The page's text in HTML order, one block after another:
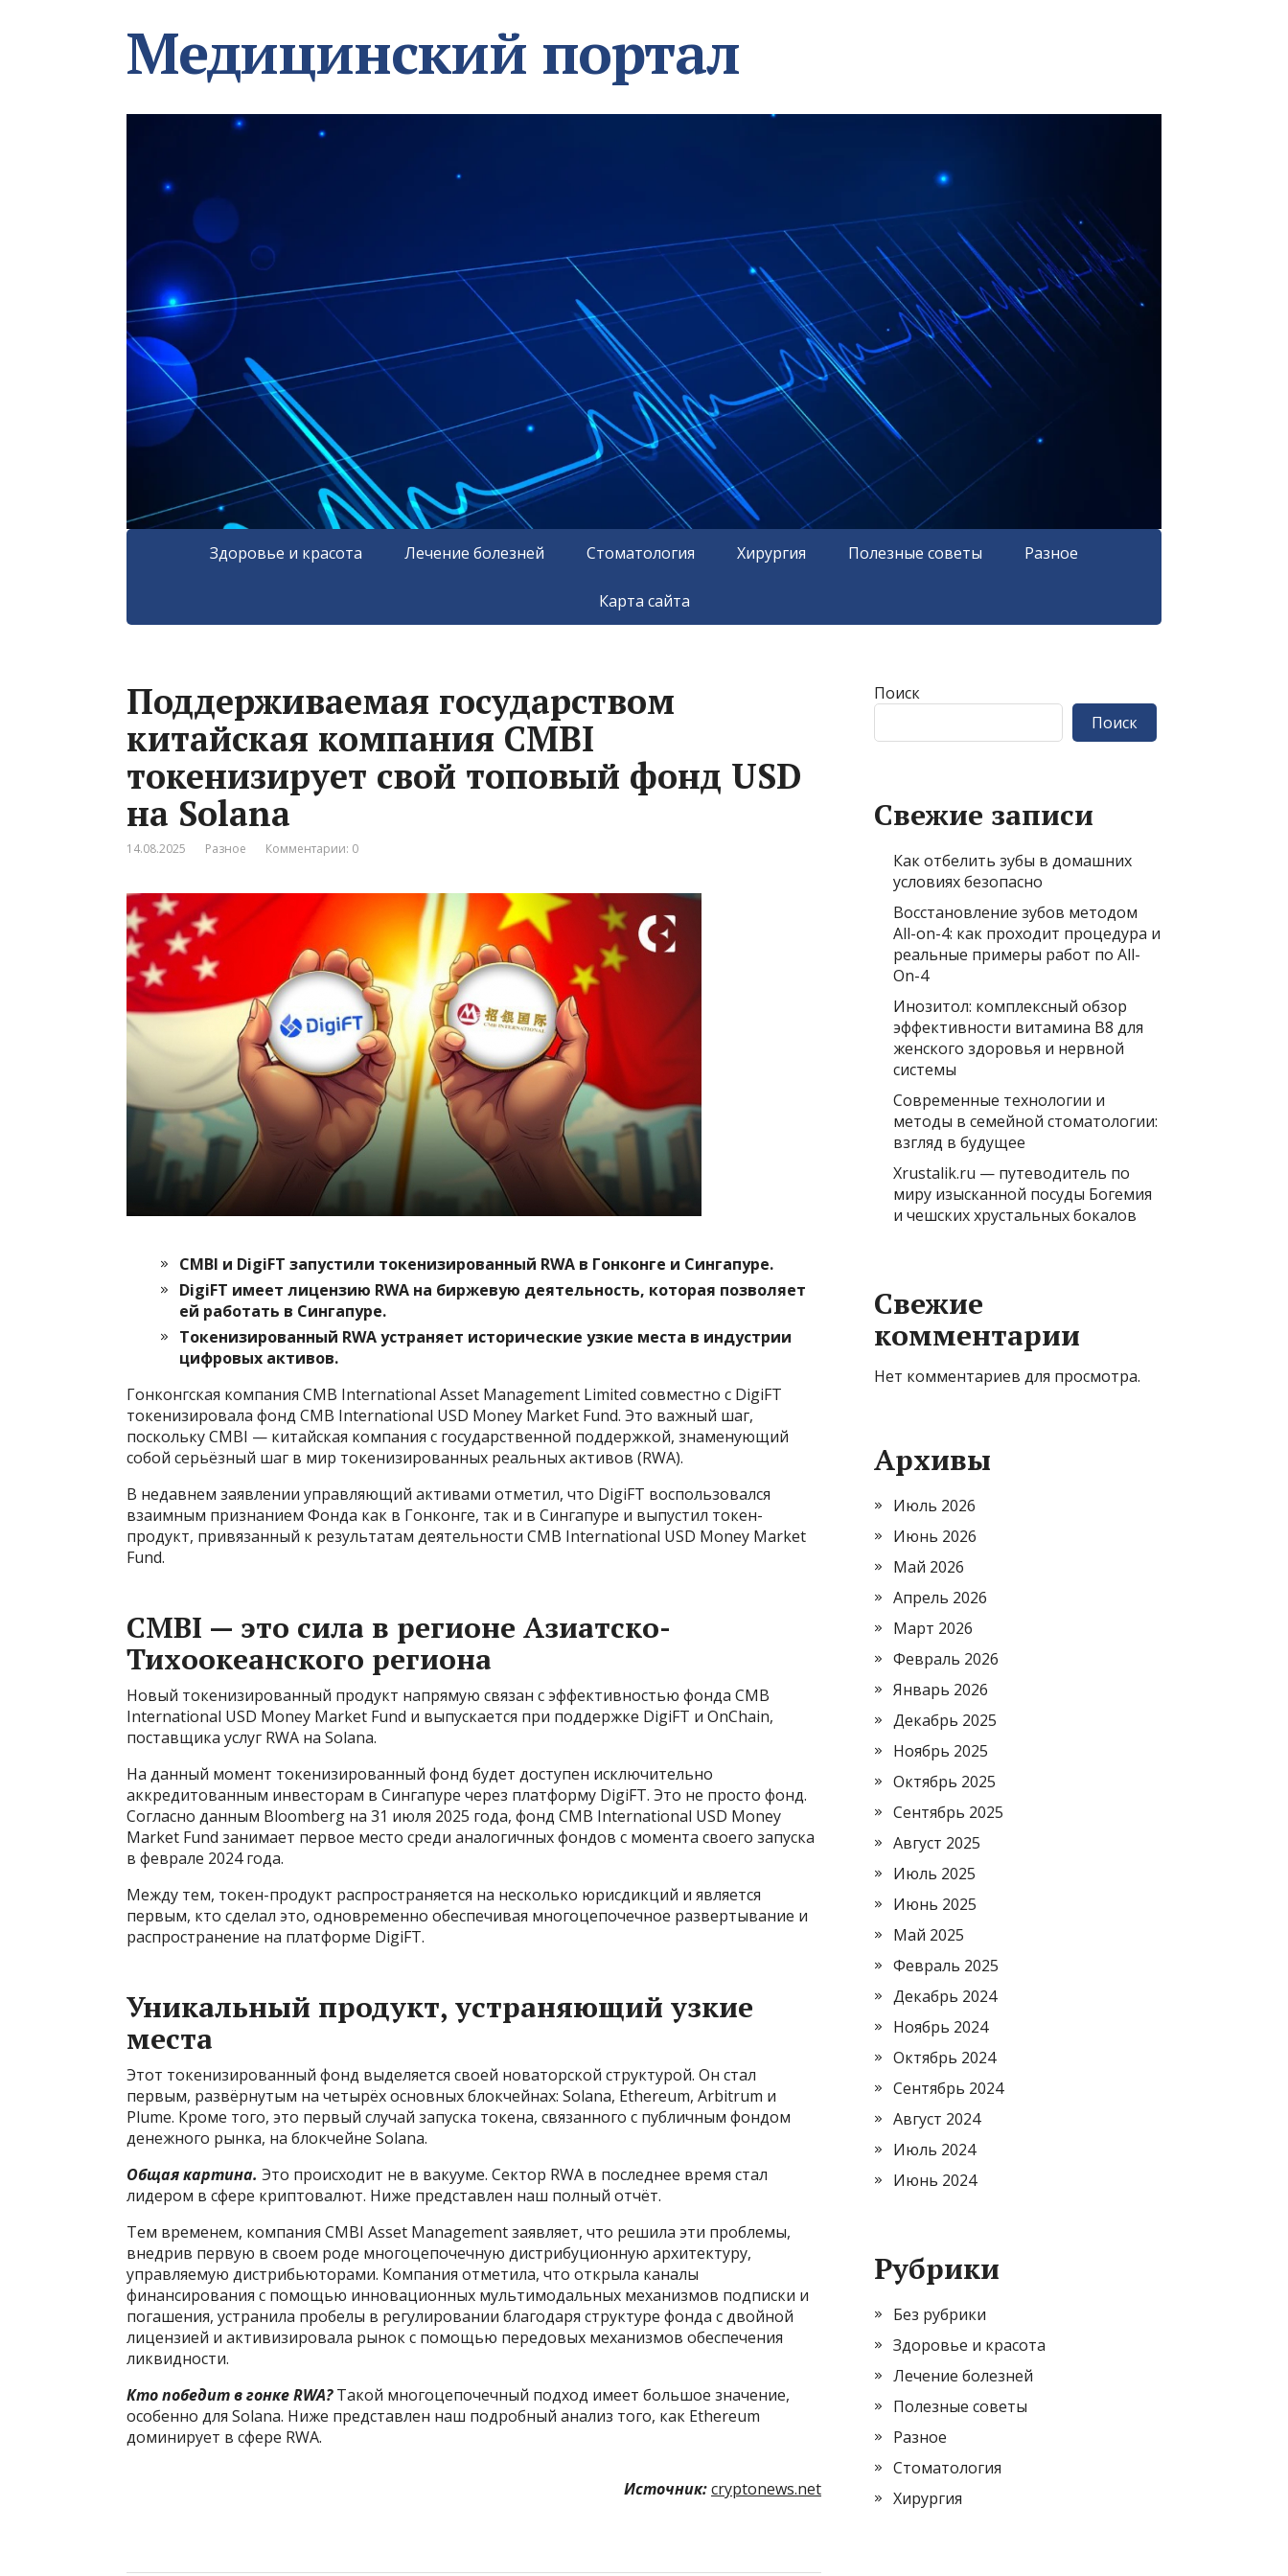
Медицинский портал
Здоровье и красота Лечение болезней Стоматология Хирургия Полезные советы Разное
Карта сайта
Поддерживаемая государством
китайская компания CMBI
токенизирует свой топовый фонд USD
на Solana
14.08.2025 Разное Комментарии: 0
CMBI и DigiFT запустили токенизированный RWA в Гонконге и Сингапуре.
DigiFT имеет лицензию RWA на биржевую деятельность, которая позволяет
ей работать в Сингапуре.
Токенизированный RWA устраняет исторические узкие места в индустрии
цифровых активов.
Гонконгская компания CMB International Asset Management Limited совместно с DigiFT
токенизировала фонд CMB International USD Money Market Fund. Это важный шаг,
поскольку CMBI — китайская компания с государственной поддержкой, знаменующий
собой серьёзный шаг в мир токенизированных реальных активов (RWA).
В недавнем заявлении управляющий активами отметил, что DigiFT воспользовался
взаимным признанием Фонда как в Гонконге, так и в Сингапуре и выпустил токен-
продукт, привязанный к результатам деятельности CMB International USD Money Market
Fund.
CMBI — это сила в регионе Азиатско-
Тихоокеанского региона
Новый токенизированный продукт напрямую связан с эффективностью фонда CMB
International USD Money Market Fund и выпускается при поддержке DigiFT и OnChain,
поставщика услуг RWA на Solana.
На данный момент токенизированный фонд будет доступен исключительно
аккредитованным инвесторам в Сингапуре через платформу DigiFT. Это не просто фонд.
Согласно данным Bloomberg на 31 июля 2025 года, фонд CMB International USD Money
Market Fund занимает первое место среди аналогичных фондов с момента своего запуска
в феврале 2024 года.
Между тем, токен-продукт распространяется на несколько юрисдикций и является
первым, кто сделал это, одновременно обеспечивая многоцепочечное развертывание и
распространение на платформе DigiFT.
Уникальный продукт, устраняющий узкие
места
Этот токенизированный фонд выделяется своей новаторской структурой. Он стал
первым, развёрнутым на четырёх основных блокчейнах: Solana, Ethereum, Arbitrum и
Plume. Кроме того, это первый случай запуска токена, связанного с публичным фондом
денежного рынка, на блокчейне Solana.
Общая картина. Это происходит не в вакууме. Сектор RWA в последнее время стал
лидером в сфере криптовалют. Ниже представлен наш полный отчёт.
Тем временем, компания CMBI Asset Management заявляет, что решила эти проблемы,
внедрив первую в своем роде многоцепочечную дистрибуционную архитектуру,
управляемую дистрибьюторами. Компания отметила, что открыла каналы
финансирования с помощью инновационных мультимодальных механизмов подписки и
погашения, устранила пробелы в регулировании благодаря структуре фонда с двойной
лицензией и активизировала рынок с помощью передовых механизмов обеспечения
ликвидности.
Кто победит в гонке RWA?Такой многоцепочечный подход имеет большое значение,
особенно для Solana. Ниже представлен наш подробный анализ того, как Ethereum
доминирует в сфере RWA.
Источник:cryptonews.net
Поиск
Поиск
Свежие записи
Как отбелить зубы в домашних
условиях безопасно
Восстановление зубов методом
All-on-4: как проходит процедура и
реальные примеры работ по All-
On-4
Инозитол: комплексный обзор
эффективности витамина B8 для
женского здоровья и нервной
системы
Современные технологии и
методы в семейной стоматологии:
взгляд в будущее
Xrustalik.ru — путеводитель по
миру изысканной посуды Богемия
и чешских хрустальных бокалов
Свежие
комментарии
Нет комментариев для просмотра.
Архивы
Июль 2026
Июнь 2026
Май 2026
Апрель 2026
Март 2026
Февраль 2026
Январь 2026
Декабрь 2025
Ноябрь 2025
Октябрь 2025
Сентябрь 2025
Август 2025
Июль 2025
Июнь 2025
Май 2025
Февраль 2025
Декабрь 2024
Ноябрь 2024
Октябрь 2024
Сентябрь 2024
Август 2024
Июль 2024
Июнь 2024
Рубрики
Без рубрики
Здоровье и красота
Лечение болезней
Полезные советы
Разное
Стоматология
Хирургия